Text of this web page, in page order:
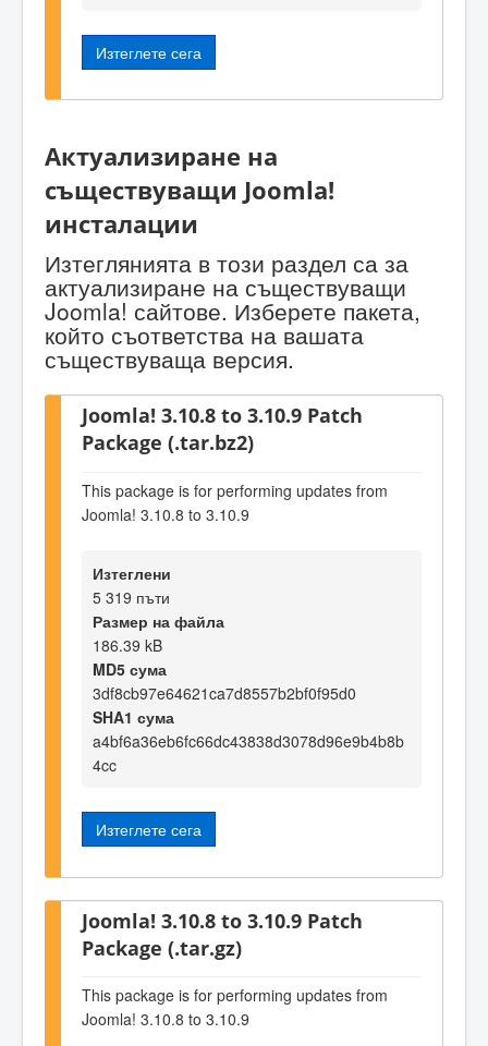
Изтеглете сега
Актуализиране на
съществуващи Joomla!
инсталации
Изтеглянията в този раздел са за
актуализиране на съществуващи
Joomla! сайтове. Изберете пакета,
който съответства на вашата
съществуваща версия.
Joomla! 3.10.8 to 3.10.9 Patch
Package (.tar.bz2)
This package is for performing updates from
Joomla! 3.10.8 to 3.10.9
Изтеглени
5 319 пъти
Размер на файла
186.39 kB
MD5 сума
3df8cb97e64621ca7d8557b2bf0f95d0
SHA1 сума
a4bf6a36eb6fc66dc43838d3078d96e9b4b8b
4cc
Изтеглете сега
Joomla! 3.10.8 to 3.10.9 Patch
Package (.tar.gz)
This package is for performing updates from
Joomla! 3.10.8 to 3.10.9